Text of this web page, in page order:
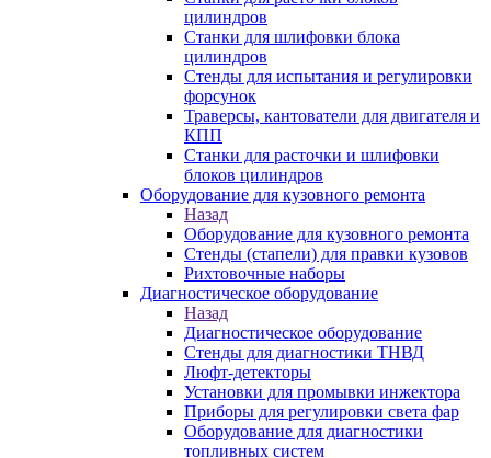
цилиндров
Станки для шлифовки блока
цилиндров
Стенды для испытания и регулировки
форсунок
Траверсы, кантователи для двигателя и
КПП
Станки для расточки и шлифовки
блоков цилиндров
Оборудование для кузовного ремонта
Назад
Оборудование для кузовного ремонта
Стенды (стапели) для правки кузовов
Рихтовочные наборы
Диагностическое оборудование
Назад
Диагностическое оборудование
Стенды для диагностики ТНВД
Люфт-детекторы
Установки для промывки инжектора
Приборы для регулировки света фар
Оборудование для диагностики
топливных систем